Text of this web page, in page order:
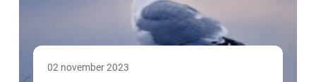
02 november 2023